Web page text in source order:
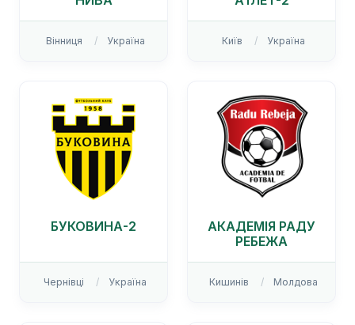
Вінниця Україна Київ Україна
БУКОВИНА-2
Чернівці Україна
АКАДЕМІЯ РАДУ
РЕБЕЖА
Кишинів Молдова